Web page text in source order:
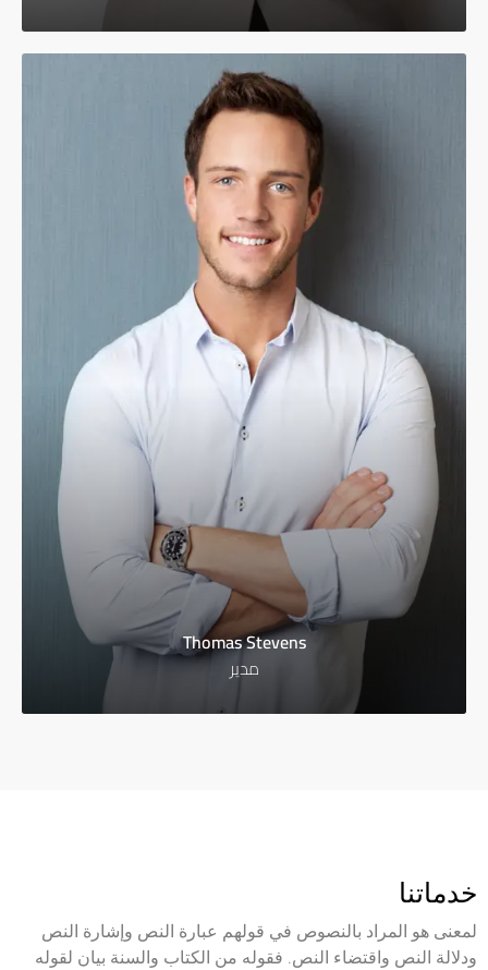
Thomas Stevens
مدير
خدماتنا
لمعنى هو المراد بالنصوص في قولهم عبارة النص وإشارة النص
ودلالة النص واقتضاء النص. فقوله من الكتاب والسنة بيان لقوله